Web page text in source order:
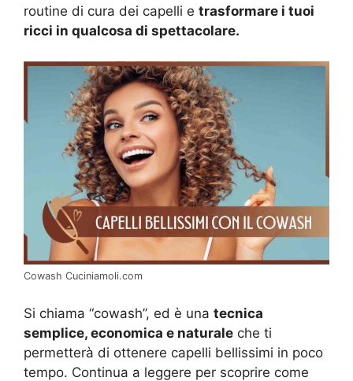
routine di cura dei capelli e trasformare i tuoi
ricci in qualcosa di spettacolare.
Cowash Cuciniamoli.com
Si chiama “cowash”, ed è una tecnica
semplice, economica e naturale che ti
permetterà di ottenere capelli bellissimi in poco
tempo. Continua a leggere per scoprire come